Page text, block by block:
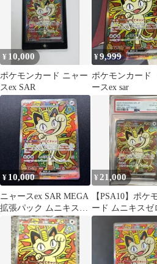
¥ 10,000
ポケモンカード ニャー
スex SAR
¥9,999
ポケモンカー
ースex sar
¥ 10,000
ニャースex SAR MEGA
拡張パック ムニキスゼ
ロ キラ 114/080
¥ 21,000
【PSA10】ポケ
ード ムニキスゼ
ースex SAR